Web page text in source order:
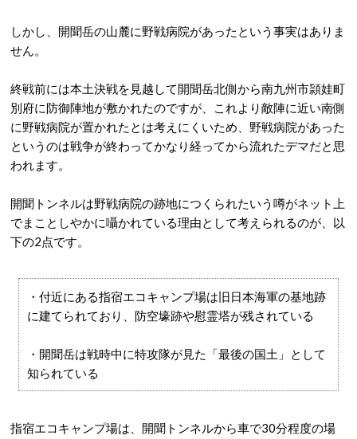
しかし、開聞岳の山麓に野戦病院があったという事実はありま
せん。
終戦前には本土決戦を見越して開聞岳北側から南九州市頴娃町
別府に防御陣地が敷かれたのですが、これより敵陣に近い南側
に野戦病院が置かれたとは考えにくいため、野戦病院があった
というのは戦争が終わってかなり経ってから流れたデマだと思
われます。
開聞トンネルは野戦病院の跡地につくられたいう噂がネット上
でまことしやかに囁かれている理由として考えられるのが、以
下の2点です。
・付近にある指宿エコキャンプ場は旧日本海軍の基地跡
に建てられており、防空壕跡や慰霊塔が残されている
・開聞岳は戦時中に特攻隊が見た「最後の国土」として
知られている
指宿エコキャンプ場は、開聞トンネルから車で30分程度の場